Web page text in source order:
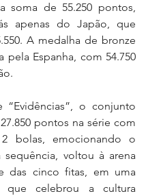
soma de 55.250 pontos,
apenas do Japão, que
A medalha de bronze
pela Espanha, com 54.750
o conjunto
pontos na série com
bolas, emocionando o
sequência, voltou à arena
das cinco fitas, em uma
que celebrou a cultura